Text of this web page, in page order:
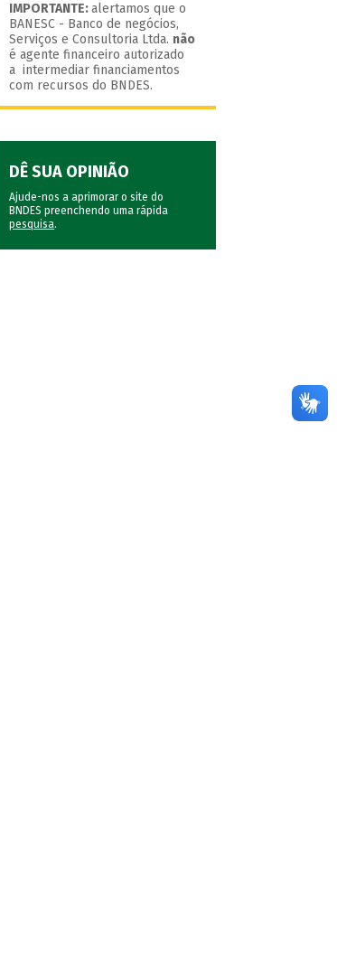
IMPORTANTE:alertamos que o
BANESC - Banco de negócios,
Serviços e Consultoria Ltda. não
é agente financeiro autorizado
a intermediar financiamentos
com recursos do BNDES.
DÊ SUA OPINIÃO
Ajude-nos a aprimorar o site do
BNDES preenchendo uma rápida
pesquisa.